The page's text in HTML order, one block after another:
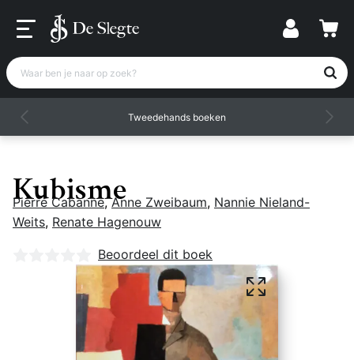
Waar ben je naar op zoek?
Tweedehands boeken
Kubisme
Pierre Cabanne,Anne Zweibaum, Nannie Nieland-
Weits, Renate Hagenouw
Nog geen beoordelingen
Beoordeel dit boek